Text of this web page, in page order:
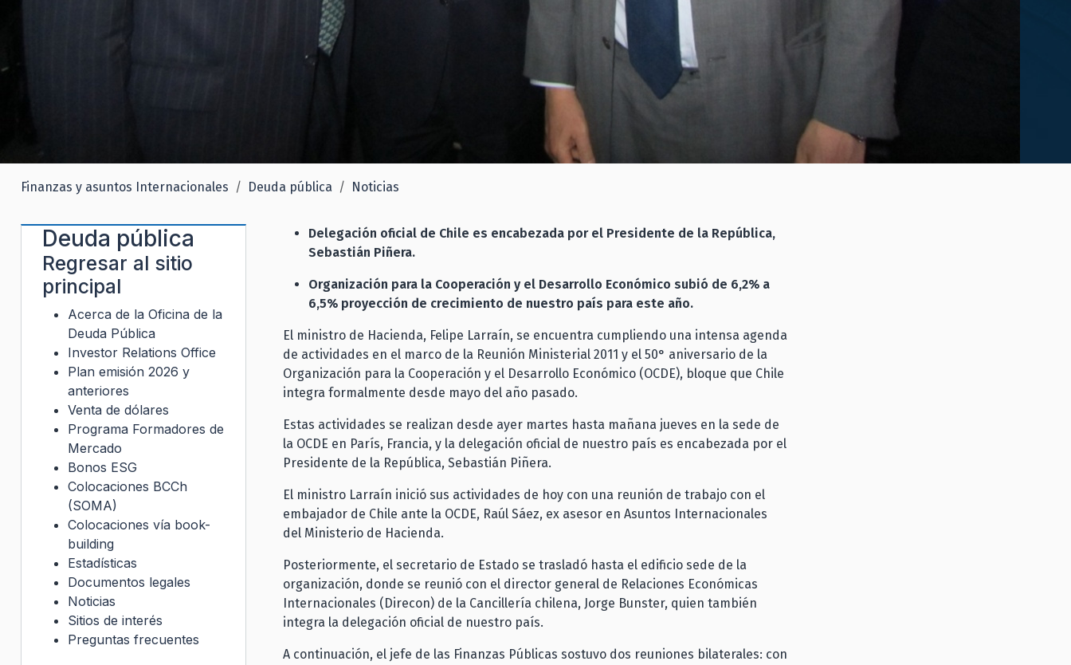
Finanzas y asuntos Internacionales Deuda pública Noticias
Delegación oficial de Chile es encabezada por el Presidente de la República,
Sebastián Piñera.
Organización para la Cooperación y el Desarrollo Económico subió de 6,2% a
6,5% proyección de crecimiento de nuestro país para este año.
El ministro de Hacienda, Felipe Larraín, se encuentra cumpliendo una intensa agenda
de actividades en el marco de la Reunión Ministerial 2011 y el 50° aniversario de la
Organización para la Cooperación y el Desarrollo Económico (OCDE), bloque que Chile
integra formalmente desde mayo del año pasado.
Estas actividades se realizan desde ayer martes hasta mañana jueves en la sede de
la OCDE en París, Francia, y la delegación oficial de nuestro país es encabezada por el
Presidente de la República, Sebastián Piñera.
El ministro Larraín inició sus actividades de hoy con una reunión de trabajo con el
embajador de Chile ante la OCDE, Raúl Sáez, ex asesor en Asuntos Internacionales
del Ministerio de Hacienda.
Posteriormente, el secretario de Estado se trasladó hasta el edificio sede de la
organización, donde se reunió con el director general de Relaciones Económicas
Internacionales (Direcon) de la Cancillería chilena, Jorge Bunster, quien también
integra la delegación oficial de nuestro país.
A continuación, el jefe de las Finanzas Públicas sostuvo dos reuniones bilaterales: con
Deuda pública
Regresar al sitio
principal
Acerca de la Oficina de la
Deuda Pública
Investor Relations Office
Plan emisión 2026 y
anteriores
Venta de dólares
Programa Formadores de
Mercado
Bonos ESG
Colocaciones BCCh
(SOMA)
Colocaciones vía book-
building
Estadísticas
Documentos legales
Noticias
Sitios de interés
Preguntas frecuentes